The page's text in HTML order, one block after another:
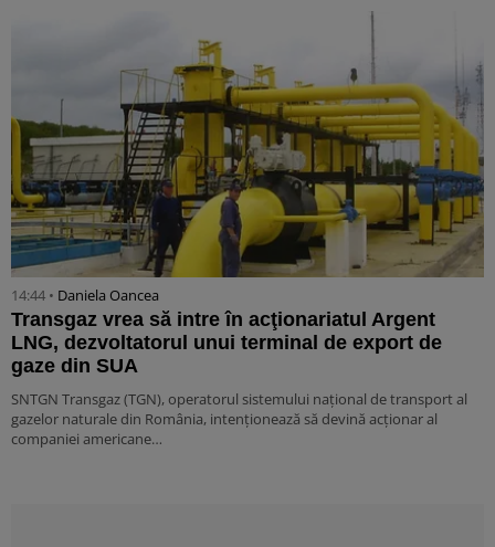
14:44 • Daniela Oancea
Transgaz vrea să intre în acţionariatul Argent
LNG, dezvoltatorul unui terminal de export de
gaze din SUA
SNTGN Transgaz (TGN), operatorul sistemului naţional de transport al
gazelor naturale din România, intenţionează să devină acţionar al
companiei americane…